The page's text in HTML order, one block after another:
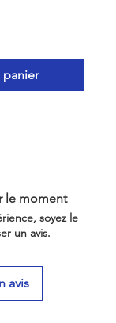
le moment
soyez le
un avis.
avis